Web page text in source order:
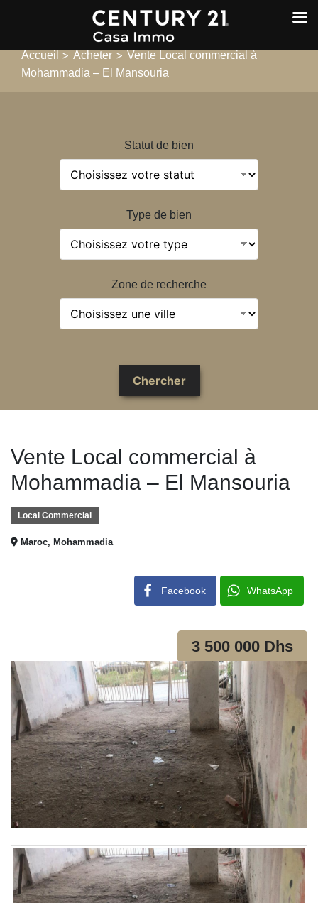
Accueil > Acheter > Vente Local commercial à
Mohammadia – El Mansouria
Statut de bien
Type de bien
Zone de recherche
Vente Local commercial à
Mohammadia – El Mansouria
Local Commercial
Maroc, Mohammadia
Facebook WhatsApp
3 500 000 Dhs